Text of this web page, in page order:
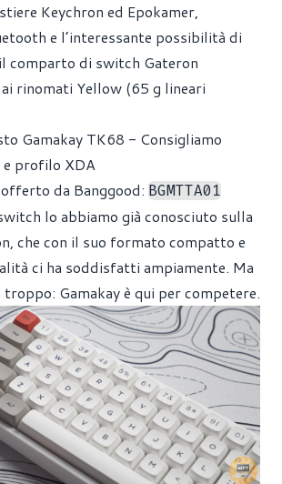
Keychron ed Epokamer,
e l’interessante possibilità di
comparto di switch Gateron
rinomati Yellow (65 g lineari
Gamakay TK68 - Consigliamo
e profilo XDA
da Banggood: BGMTTA01
lo abbiamo già conosciuto sulla
che con il suo formato compatto e
ci ha soddisfatti ampiamente. Ma
Gamakay è qui per competere.